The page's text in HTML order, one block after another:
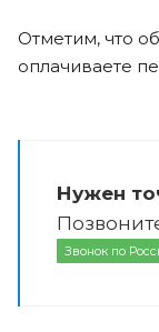
Отметим, что
оплачиваете
Нужен
Звонок по